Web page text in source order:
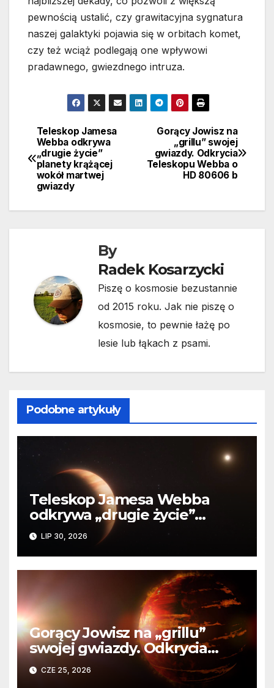
pewnością ustalić, czy grawitacyjna sygnatura
naszej galaktyki pojawia się w orbitach komet,
czy też wciąż podlegają one wpływowi
pradawnego, gwiezdnego intruza.
Nawigacja
wpisu
Gorący Jowisz na
„grillu” swojej
gwiazdy. Odkrycia
Teleskopu Webba o
HD 80606 b
Teleskop Jamesa
Webba odkrywa
„drugie życie”
planety krążącej
wokół martwej
gwiazdy
By
Radek Kosarzycki
Piszę o kosmosie bezustannie
od 2015 roku. Jak nie piszę o
kosmosie, to pewnie łażę po
lesie lub łąkach z psami.
Podobne artykuły
Teleskop Jamesa Webba
odkrywa „drugie życie”
planety krążącej wokół
martwej gwiazdy
LIP 30, 2026
Gorący Jowisz na „grillu”
swojej gwiazdy. Odkrycia
Teleskopu Webba o HD
80606 b
CZE 25, 2026